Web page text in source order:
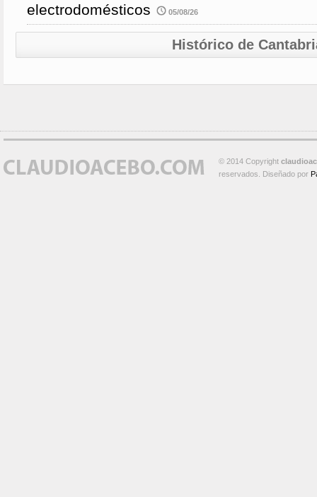
electrodomésticos
05/08/26
Histórico de
© 2014 Copyright
reservados. Diseñado por